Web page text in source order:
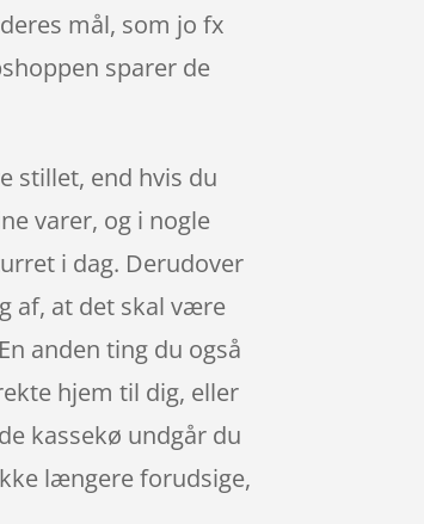
mål, som jo fx
sparer de
stillet, end hvis du
varer, og i nogle
i dag. Derudover
af, at det skal være
anden ting du også
hjem til dig, eller
kassekø undgår du
længere forudsige,